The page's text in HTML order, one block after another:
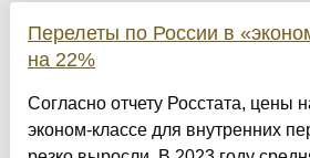
Перелеты по России в
на 22%
Согласно отчету Росстата, цены
эконом-классе для внутренних